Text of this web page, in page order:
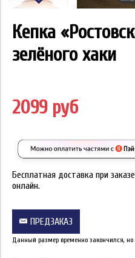
Кепка
зелёного хаки
2099 руб
Бесплатная доставка при
онлайн.
ПРЕДЗАКАЗ
Данный размер временно закончился,